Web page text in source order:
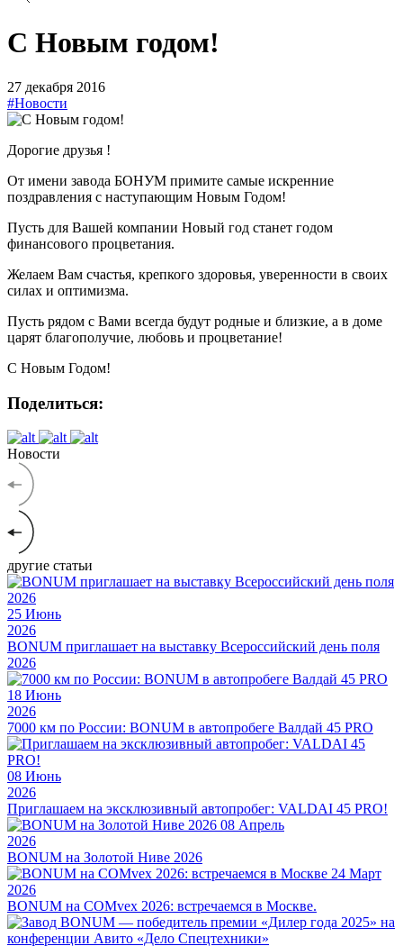
С Новым годом!
27 декабря 2016
#Новости
Дорогие друзья !
От имени завода БОНУМ примите самые искренние
поздравления с наступающим Новым Годом!
Пусть для Вашей компании Новый год станет годом
финансового процветания.
Желаем Вам счастья, крепкого здоровья, уверенности в своих
силах и оптимизма.
Пусть рядом с Вами всегда будут родные и близкие, а в доме
царят благополучие, любовь и процветание!
С Новым Годом!
Поделиться:
Новости
другие статьи
25 Июнь
2026
BONUM приглашает на выставку Всероссийский день поля
2026
18 Июнь
2026
7000 км по России: BONUM в автопробеге Валдай 45 PRO
08 Июнь
2026
Приглашаем на эксклюзивный автопробег: VALDAI 45 PRO!
08 Апрель
2026
BONUM на Золотой Ниве 2026
24 Март
2026
BONUM на COMvex 2026: встречаемся в Москве.